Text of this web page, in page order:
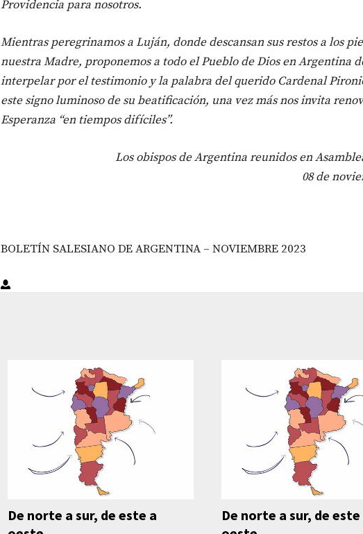
Providencia para nosotros.
Mientras peregrinamos a Luján, donde descansan sus restos a los
nuestra Madre, proponemos a todo el Pueblo de Dios en Argentina
interpelar por el testimonio y la palabra del querido Cardenal
este signo luminoso de su beatificación, una vez más nos invita
Esperanza “en tiempos difíciles”.
Los obispos de Argentina reunidos en
08 de
BOLETÍN SALESIANO DE ARGENTINA – NOVIEMBRE 2023
De norte a sur, de este a
De norte a sur, de este